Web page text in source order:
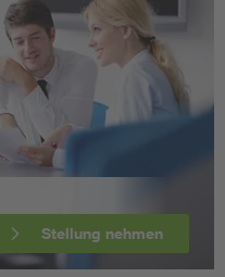
Stellung nehmen